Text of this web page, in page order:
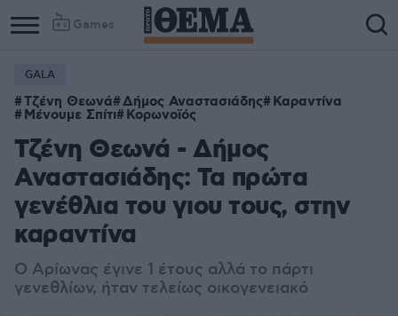
Games
GALA
Τζένη Θεωνά Δήμος Αναστασιάδης Καραντίνα
Μένουμε Σπίτι Κορωνοϊός
Τζένη Θεωνά - Δήμος
Αναστασιάδης: Τα πρώτα
γενέθλια του γιου τους, στην
καραντίνα
Ο Αρίωνας έγινε 1 έτους αλλά το πάρτι
γενεθλίων, ήταν τελείως οικογενειακό